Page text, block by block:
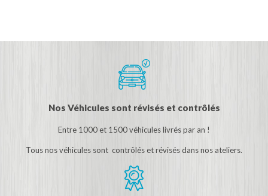
Nos Véhicules sont révisés et contrôlés
Entre 1000 et 1500 véhicules livrés par an !
Tous nos véhicules sont contrôlés et révisés dans nos ateliers.